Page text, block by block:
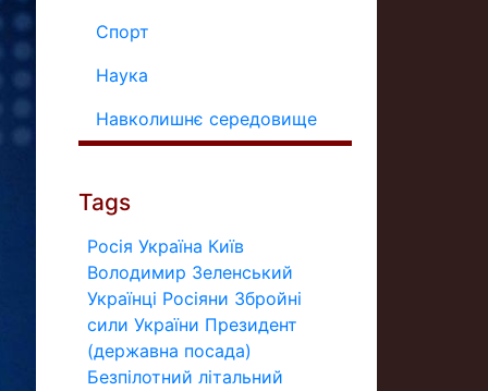
Спорт
Наука
Навколишнє середовище
Tags
Росія Україна Київ
Володимир Зеленський
Українці Росіяни Збройні
сили України Президент
(державна посада)
Безпілотний літальний